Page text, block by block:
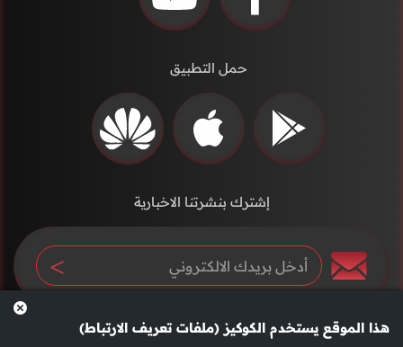
هذا الموقع يستخدم الكوكيز (ملفات تعريف الارتباط)
حمل التطبيق
إشترك بنشرتنا الاخبارية